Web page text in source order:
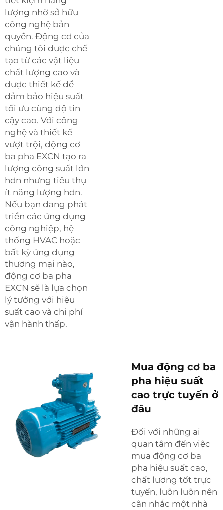
lượng nhờ sở hữu
công nghệ bản
quyền. Động cơ của
chúng tôi được chế
tạo từ các vật liệu
chất lượng cao và
được thiết kế để
đảm bảo hiệu suất
tối ưu cùng độ tin
cậy cao. Với công
nghệ và thiết kế
vượt trội, động cơ
ba pha EXCN tạo ra
lượng công suất lớn
hơn nhưng tiêu thụ
ít năng lượng hơn.
Nếu bạn đang phát
triển các ứng dụng
công nghiệp, hệ
thống HVAC hoặc
bất kỳ ứng dụng
thương mại nào,
động cơ ba pha
EXCN sẽ là lựa chọn
lý tưởng với hiệu
suất cao và chi phí
vận hành thấp.
Mua động cơ ba
pha hiệu suất
cao trực tuyến ở
đâu
Đối với những ai
quan tâm đến việc
mua động cơ ba
pha hiệu suất cao,
chất lượng tốt trực
tuyến, luôn luôn nên
cân nhắc một nhà